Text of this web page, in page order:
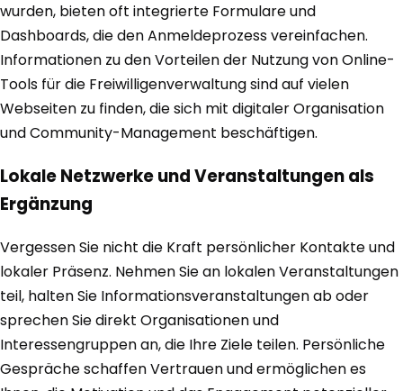
wurden, bieten oft integrierte Formulare und
Dashboards, die den Anmeldeprozess vereinfachen.
Informationen zu den Vorteilen der Nutzung von Online-
Tools für die Freiwilligenverwaltung sind auf vielen
Webseiten zu finden, die sich mit digitaler Organisation
und Community-Management beschäftigen.
Lokale Netzwerke und Veranstaltungen als
Ergänzung
Vergessen Sie nicht die Kraft persönlicher Kontakte und
lokaler Präsenz. Nehmen Sie an lokalen Veranstaltungen
teil, halten Sie Informationsveranstaltungen ab oder
sprechen Sie direkt Organisationen und
Interessengruppen an, die Ihre Ziele teilen. Persönliche
Gespräche schaffen Vertrauen und ermöglichen es